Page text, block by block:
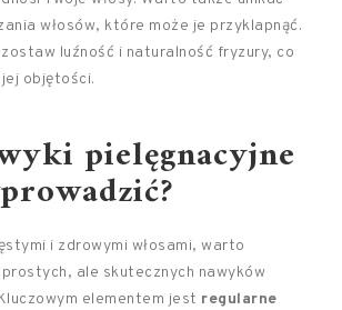
włosów, które może je przyklapnąć.
luźność i naturalność fryzury, co
objętości.
pielęgnacyjne
i zdrowymi włosami, warto
ale skutecznych nawyków
elementem jest regularne